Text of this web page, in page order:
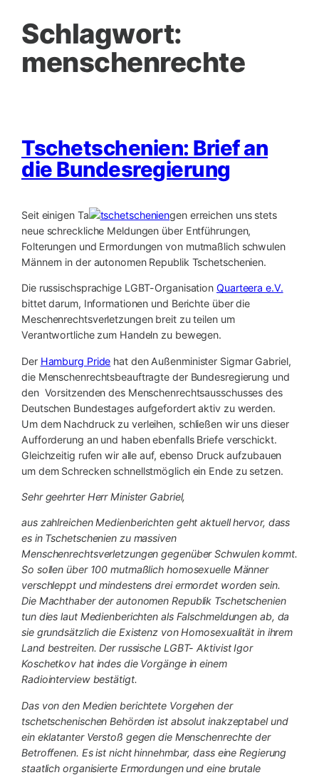
Schlagwort:
menschenrechte
Tschetschenien: Brief an
die Bundesregierung
Seit einigen Ta
gen erreichen uns stets
neue schreckliche Meldungen über Entführungen,
Folterungen und Ermordungen von mutmaßlich schwulen
Männern in der autonomen Republik Tschetschenien.
Die russischsprachige LGBT-Organisation Quarteera e.V.
bittet darum, Informationen und Berichte über die
Meschenrechtsverletzungen breit zu teilen um
Verantwortliche zum Handeln zu bewegen.
Der Hamburg Pride hat den Außenminister Sigmar Gabriel,
die Menschenrechtsbeauftragte der Bundesregierung und
den Vorsitzenden des Menschenrechtsausschusses des
Deutschen Bundestages aufgefordert aktiv zu werden.
Um dem Nachdruck zu verleihen, schließen wir uns dieser
Aufforderung an und haben ebenfalls Briefe verschickt.
Gleichzeitig rufen wir alle auf, ebenso Druck aufzubauen
um dem Schrecken schnellstmöglich ein Ende zu setzen.
Sehr geehrter Herr Minister Gabriel,
aus zahlreichen Medienberichten geht aktuell hervor, dass
es in Tschetschenien zu massiven
Menschenrechtsverletzungen gegenüber Schwulen kommt.
So sollen über 100 mutmaßlich homosexuelle Männer
verschleppt und mindestens drei ermordet worden sein.
Die Machthaber der autonomen Republik Tschetschenien
tun dies laut Medienberichten als Falschmeldungen ab, da
sie grundsätzlich die Existenz von Homosexualität in ihrem
Land bestreiten. Der russische LGBT- Aktivist Igor
Koschetkov hat indes die Vorgänge in einem
Radiointerview bestätigt.
Das von den Medien berichtete Vorgehen der
tschetschenischen Behörden ist absolut inakzeptabel und
ein eklatanter Verstoß gegen die Menschenrechte der
Betroffenen. Es ist nicht hinnehmbar, dass eine Regierung
staatlich organisierte Ermordungen und eine brutale